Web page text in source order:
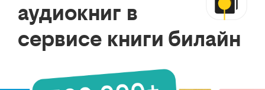
аудиокниг в
сервисе книги билайн